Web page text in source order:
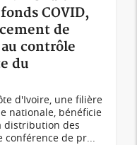
COVID,
de
contrôle
du
d'Ivoire, une filière
nationale, bénéficie
distribution des
conférence de pr...